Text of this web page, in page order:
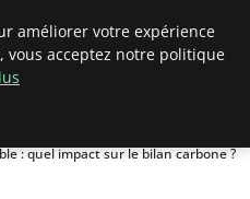
: quel impact sur le bilan carbone ?
améliorer votre expérience
vous acceptez notre politique